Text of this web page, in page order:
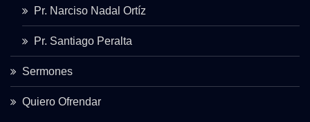
Pr. Narciso Nadal Ortíz
Pr. Santiago Peralta
Sermones
Quiero Ofrendar